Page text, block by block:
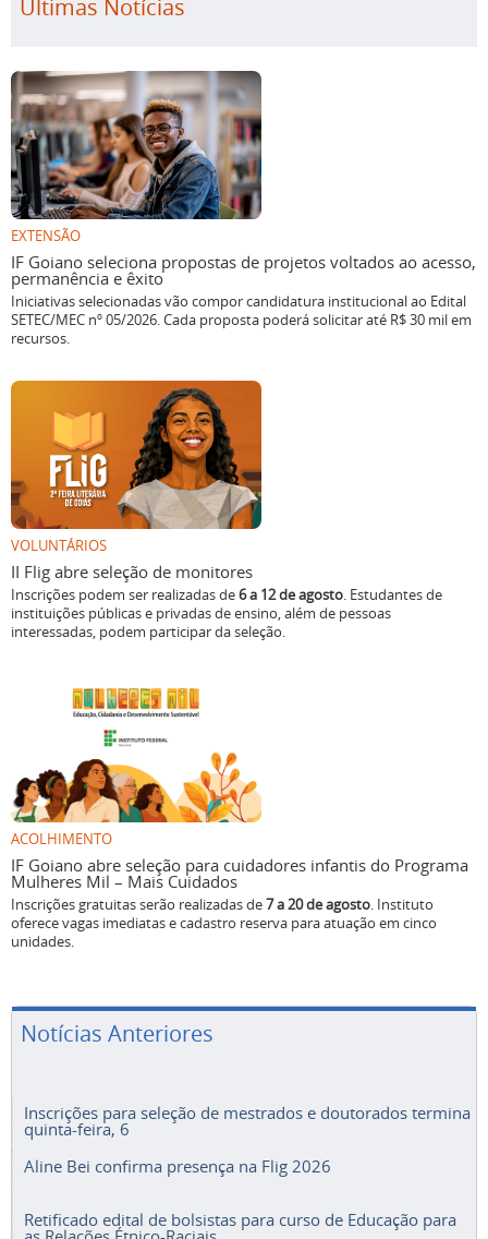
Últimas Notícias
EXTENSÃO
IF Goiano seleciona propostas de projetos voltados ao acesso,
permanência e êxito
Iniciativas selecionadas vão compor candidatura institucional ao Edital
SETEC/MEC nº 05/2026. Cada proposta poderá solicitar até R$ 30 mil em
recursos.
VOLUNTÁRIOS
II Flig abre seleção de monitores
Inscrições podem ser realizadas de6 a 12 de agosto. Estudantes de
instituições públicas e privadas de ensino, além de pessoas
interessadas, podem participar da seleção.
ACOLHIMENTO
IF Goiano abre seleção para cuidadores infantis do Programa
Mulheres Mil – Mais Cuidados
Inscrições gratuitas serão realizadas de7 a 20 de agosto. Instituto
oferece vagas imediatas e cadastro reserva para atuação em cinco
unidades.
Notícias Anteriores
Inscrições para seleção de mestrados e doutorados termina
quinta-feira, 6
Aline Bei confirma presença na Flig 2026
Retificado edital de bolsistas para curso de Educação para